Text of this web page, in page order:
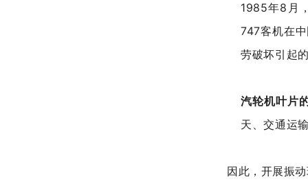
1985年8月
747客机在
劳破坏引起
汽轮机叶片
天、交通运
因此，开展振